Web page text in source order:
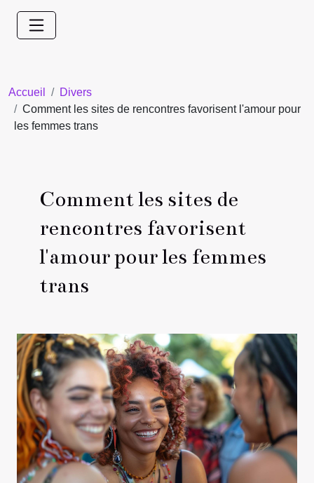
Accueil
Divers
Comment les sites de rencontres favorisent l'amour pour
les femmes trans
Comment les sites de
rencontres favorisent
l'amour pour les femmes
trans